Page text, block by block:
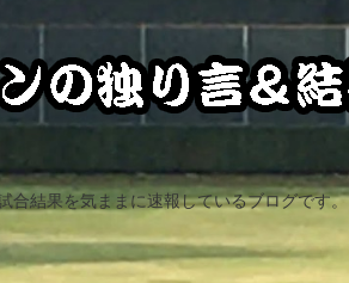
合結果を気ままに速報しているブログです。